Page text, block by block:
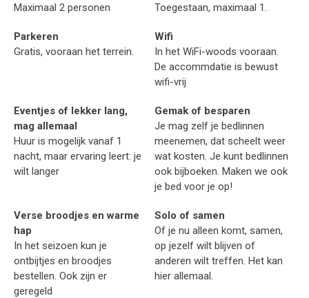
Maximaal 2 personen
Toegestaan, maximaal 1.
Parkeren
Gratis, vooraan het terrein.
Wifi
In het WiFi-woods vooraan.
De accommdatie is bewust
wifi-vrij
Eventjes of lekker lang,
mag allemaal
Huur is mogelijk vanaf 1
nacht, maar ervaring leert: je
wilt langer
Gemak of besparen
Je mag zelf je bedlinnen
meenemen, dat scheelt weer
wat kosten. Je kunt bedlinnen
ook bijboeken. Maken we ook
je bed voor je op!
Verse broodjes en warme
hap
In het seizoen kun je
ontbijtjes en broodjes
bestellen. Ook zijn er
geregeld
Solo of samen
Of je nu alleen komt, samen,
op jezelf wilt blijven of
anderen wilt treffen. Het kan
hier allemaal.